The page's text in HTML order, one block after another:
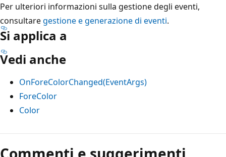
Per ulteriori informazioni sulla gestione degli eventi,
consultaregestione e generazione di eventi.
Si applica a
Vedi anche
OnForeColorChanged(EventArgs)
ForeColor
Color
Modalità
di